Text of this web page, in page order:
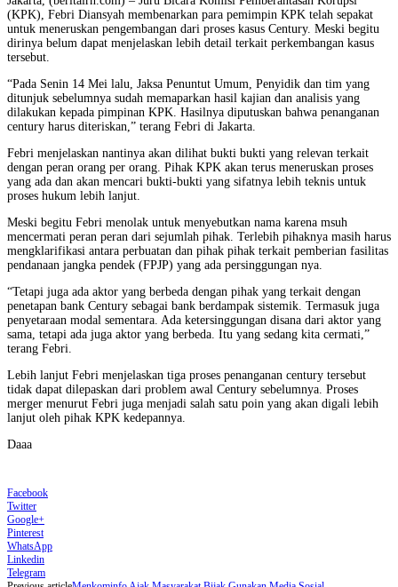
(KPK), Febri Diansyah membenarkan para pemimpin KPK telah sepakat
untuk meneruskan pengembangan dari proses kasus Century. Meski begitu
dirinya belum dapat menjelaskan lebih detail terkait perkembangan kasus
tersebut.
“Pada Senin 14 Mei lalu, Jaksa Penuntut Umum, Penyidik dan tim yang
ditunjuk sebelumnya sudah memaparkan hasil kajian dan analisis yang
dilakukan kepada pimpinan KPK. Hasilnya diputuskan bahwa penanganan
century harus diteriskan,” terang Febri di Jakarta.
Febri menjelaskan nantinya akan dilihat bukti bukti yang relevan terkait
dengan peran orang per orang. Pihak KPK akan terus meneruskan proses
yang ada dan akan mencari bukti-bukti yang sifatnya lebih teknis untuk
proses hukum lebih lanjut.
Meski begitu Febri menolak untuk menyebutkan nama karena msuh
mencermati peran peran dari sejumlah pihak. Terlebih pihaknya masih harus
mengklarifikasi antara perbuatan dan pihak pihak terkait pemberian fasilitas
pendanaan jangka pendek (FPJP) yang ada persinggungan nya.
“Tetapi juga ada aktor yang berbeda dengan pihak yang terkait dengan
penetapan bank Century sebagai bank berdampak sistemik. Termasuk juga
penyetaraan modal sementara. Ada ketersinggungan disana dari aktor yang
sama, tetapi ada juga aktor yang berbeda. Itu yang sedang kita cermati,”
terang Febri.
Lebih lanjut Febri menjelaskan tiga proses penanganan century tersebut
tidak dapat dilepaskan dari problem awal Century sebelumnya. Proses
merger menurut Febri juga menjadi salah satu poin yang akan digali lebih
lanjut oleh pihak KPK kedepannya.
Daaa
Facebook
Twitter
Google+
Pinterest
WhatsApp
Linkedin
Telegram